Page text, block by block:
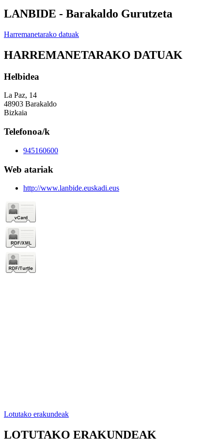
LANBIDE - Barakaldo Gurutzeta
Harremanetarako datuak
HARREMANETARAKO DATUAK
Helbidea
La Paz, 14
48903 Barakaldo
Bizkaia
Telefonoa/k
945160600
Web atariak
http://www.lanbide.euskadi.eus
Lotutako erakundeak
LOTUTAKO ERAKUNDEAK